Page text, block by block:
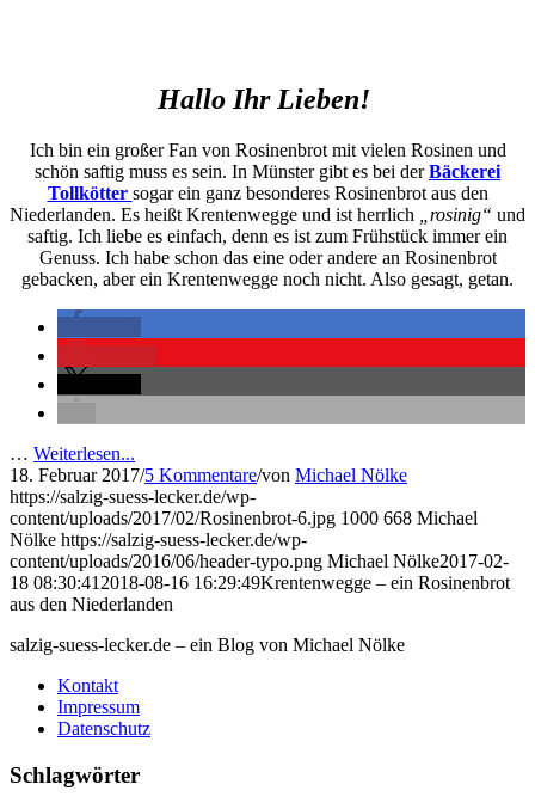
Hallo Ihr Lieben!
Ich bin ein großer Fan von Rosinenbrot mit vielen Rosinen und
schön saftig muss es sein. In Münster gibt es bei derBäckerei
Tollkötter sogar ein ganz besonderes Rosinenbrot aus den
Niederlanden. Es heißt Krentenwegge und ist herrlich
„rosinig“ und
saftig. Ich liebe es einfach, denn es ist zum Frühstück immer ein
Genuss. Ich habe schon das eine oder andere an Rosinenbrot
gebacken, aber ein Krentenwegge noch nicht. Also gesagt, getan.
… Weiterlesen...
18. Februar 2017/5 Kommentare/von Michael Nölke
https://salzig-suess-lecker.de/wp-
content/uploads/2017/02/Rosinenbrot-6.jpg 1000 668 Michael
Nölke https://salzig-suess-lecker.de/wp-
content/uploads/2016/06/header-typo.png Michael Nölke2017-02-
18 08:30:41 2018-08-16 16:29:49Krentenwegge – ein Rosinenbrot
aus den Niederlanden
salzig-suess-lecker.de – ein Blog von Michael Nölke
Kontakt
Impressum
Datenschutz
Schlagwörter